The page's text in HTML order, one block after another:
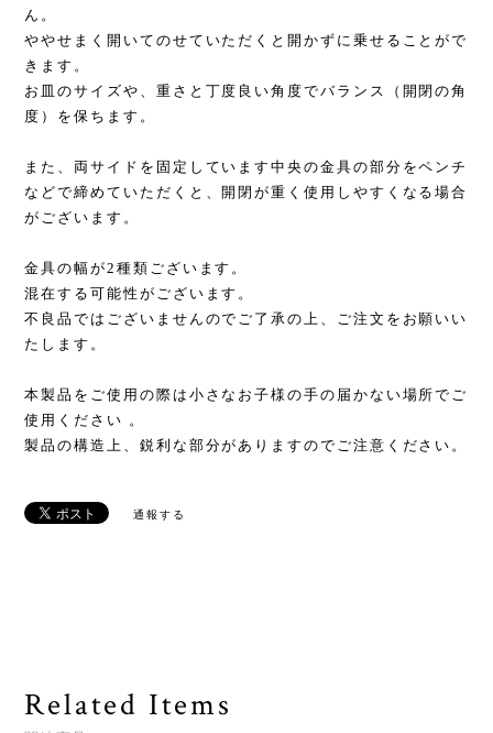
ん。
ややせまく開いてのせていただくと開かずに乗せることがで
きます。
お皿のサイズや、重さと丁度良い角度でバランス（開閉の角
度）を保ちます。
また、両サイドを固定しています中央の金具の部分をペンチ
などで締めていただくと、開閉が重く使用しやすくなる場合
がございます。
金具の幅が2種類ございます。
混在する可能性がございます。
不良品ではございませんのでご了承の上、ご注文をお願いい
たします。
本製品をご使用の際は小さなお子様の手の届かない場所でご
使用ください 。
製品の構造上、鋭利な部分がありますのでご注意ください。
通報する
Related Items